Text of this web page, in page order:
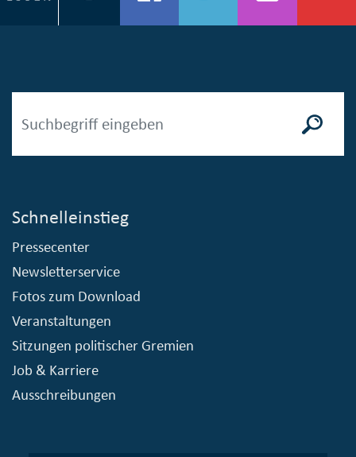
Schnelleinstieg
Pressecenter
Newsletterservice
Fotos zum Download
Veranstaltungen
Sitzungen politischer Gremien
Job & Karriere
Ausschreibungen